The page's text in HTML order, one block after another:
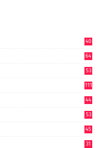
40
64
53
111
44
53
45
31